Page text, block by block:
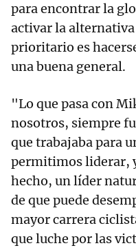
para encontrar la
activar la
prioritario es
una buena general.
"Lo que pasa con
nosotros, siempre
que trabajaba para
permitimos liderar,
hecho, un líder
de que puede
mayor carrera
que luche por las